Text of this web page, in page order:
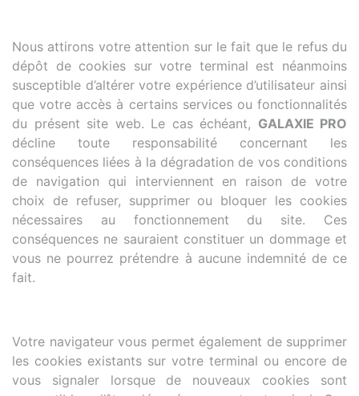
Nous attirons votre attention sur le fait que le refus du
dépôt de cookies sur votre terminal est néanmoins
susceptible d’altérer votre expérience d’utilisateur ainsi
que votre accès à certains services ou fonctionnalités
du présent site web. Le cas échéant, GALAXIE PRO
décline toute responsabilité concernant les
conséquences liées à la dégradation de vos conditions
de navigation qui interviennent en raison de votre
choix de refuser, supprimer ou bloquer les cookies
nécessaires au fonctionnement du site. Ces
conséquences ne sauraient constituer un dommage et
vous ne pourrez prétendre à aucune indemnité de ce
fait.
Votre navigateur vous permet également de supprimer
les cookies existants sur votre terminal ou encore de
vous signaler lorsque de nouveaux cookies sont